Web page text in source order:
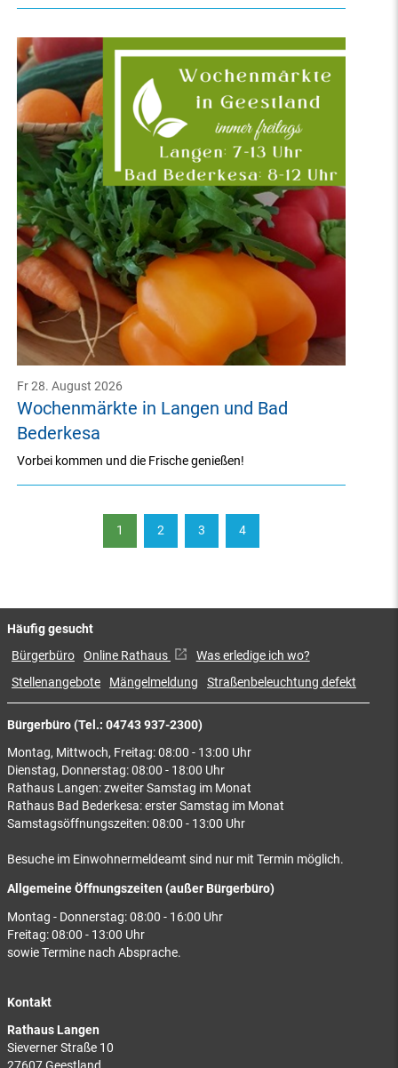
Wochenmärkte in Langen und Bad
Bederkesa
Fr 28. August 2026
Vorbei kommen und die Frische genießen!
1 2 3 4
Bürgerbüro (Tel.: 04743 937-2300)
Montag, Mittwoch, Freitag: 08:00 - 13:00 Uhr
Dienstag, Donnerstag: 08:00 - 18:00 Uhr
Rathaus Langen: zweiter Samstag im Monat
Rathaus Bad Bederkesa: erster Samstag im Monat
Samstagsöffnungszeiten: 08:00 - 13:00 Uhr
Besuche im Einwohnermeldeamt sind nur mit Termin möglich.
Allgemeine Öffnungszeiten (außer Bürgerbüro)
Montag - Donnerstag: 08:00 - 16:00 Uhr
Freitag: 08:00 - 13:00 Uhr
sowie Termine nach Absprache.
Kontakt
Rathaus Langen
Sieverner Straße 10
Häufig gesucht
Bürgerbüro Online Rathaus
Was erledige ich wo?
Stellenangebote
Mängelmeldung Straßenbeleuchtung defekt